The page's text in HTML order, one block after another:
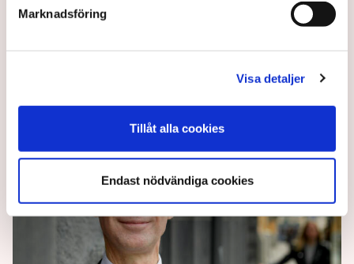
Marknadsföring
Visa detaljer
Tillåt alla cookies
Endast nödvändiga cookies
Regeringen väntas slå till med historiskt stora
experter.